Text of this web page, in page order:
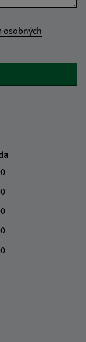
osobných